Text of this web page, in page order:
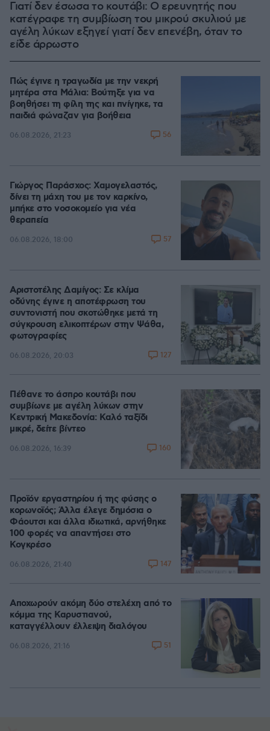
Γιατί δεν έσωσα το κουτάβι: Ο ερευνητής που
κατέγραφε τη συμβίωση του μικρού σκυλιού με
αγέλη λύκων εξηγεί γιατί δεν επενέβη, όταν το
είδε άρρωστο
Πώς έγινε η τραγωδία με την νεκρή
μητέρα στα Μάλια: Βούτηξε για να
βοηθήσει τη φίλη της και πνίγηκε, τα
παιδιά φώναζαν για βοήθεια
06.08.2026, 21:23 56
Γιώργος Παράσχος: Χαμογελαστός,
δίνει τη μάχη του με τον καρκίνο,
μπήκε στο νοσοκομείο για νέα
θεραπεία
06.08.2026, 18:00 57
Αριστοτέλης Δαμίγος: Σε κλίμα
οδύνης έγινε η αποτέφρωση του
συντονιστή που σκοτώθηκε μετά τη
σύγκρουση ελικοπτέρων στην Ψάθα,
φωτογραφίες
06.08.2026, 20:03 127
Πέθανε το άσπρο κουτάβι που
συμβίωνε με αγέλη λύκων στην
Κεντρική Μακεδονία: Καλό ταξίδι
μικρέ, δείτε βίντεο
06.08.2026, 16:39 160
Προϊόν εργαστηρίου ή της φύσης ο
κορωνοϊός; Άλλα έλεγε δημόσια ο
Φάουτσι και άλλα ιδιωτικά, αρνήθηκε
100 φορές να απαντήσει στο
Κογκρέσο
06.08.2026, 21:40 147
Αποχωρούν ακόμη δύο στελέχη από το
κόμμα της Καρυστιανού,
καταγγέλλουν έλλειψη διαλόγου
06.08.2026, 21:16 51